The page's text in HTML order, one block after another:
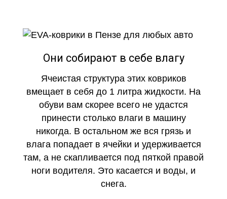
Они собирают в себе влагу
Ячеистая структура этих ковриков
вмещает в себя до 1 литра жидкости. На
обуви вам скорее всего не удастся
принести столько влаги в машину
никогда. В остальном же вся грязь и
влага попадает в ячейки и удерживается
там, а не скапливается под пяткой правой
ноги водителя. Это касается и воды, и
снега.